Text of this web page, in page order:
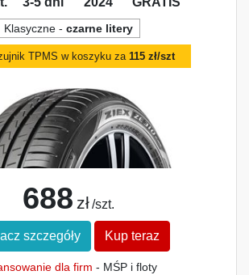
Klasyczne - czarne litery
TPMS w koszyku za 115 zł/szt
688 zł /szt.
szczegóły Kup teraz
dla firm - MŚP i floty